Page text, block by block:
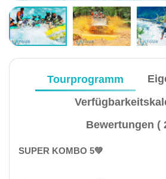
Tourprogramm
Bewertungen (
SUPER KOMBO 5💚